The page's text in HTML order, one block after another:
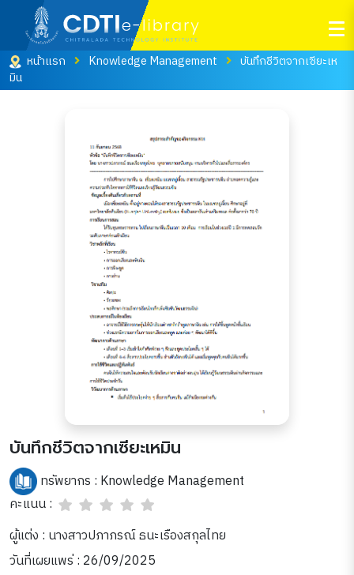
หน้าแรก Knowledge Management
บันทึกชีวิตจากเซียะเห
มิน
บันทึกชีวิตจากเซียะเหมิน
ทรัพยากร : Knowledge Management
คะแนน :
ผู้แต่ง : นางสาวปภาภรณ์ ธนะเรืองสกุลไทย
วันที่เผยแพร่ : 26/09/2025